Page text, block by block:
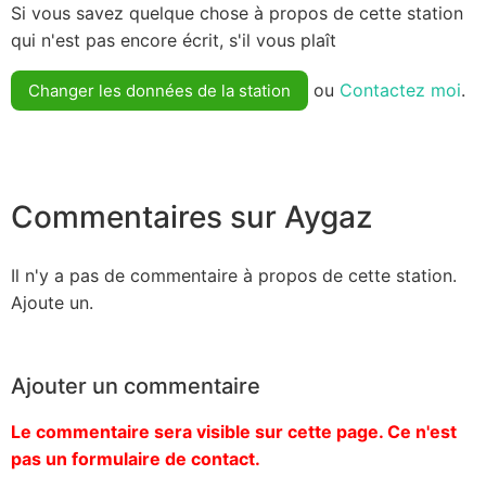
Si vous savez quelque chose à propos de cette station
qui n'est pas encore écrit, s'il vous plaît
Changer les données de la station ou Contactez moi.
Commentaires sur Aygaz
Il n'y a pas de commentaire à propos de cette station.
Ajoute un.
Ajouter un commentaire
Le commentaire sera visible sur cette page. Ce n'est
pas un formulaire de contact.